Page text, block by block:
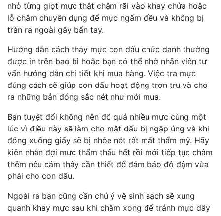
nhỏ từng giọt mực thật chậm rãi vào khay chứa hoặc
lỗ châm chuyên dụng để mực ngấm đều và không bị
tràn ra ngoài gây bẩn tay.
Hướng dẫn cách thay mực con dấu chức danh thường
được in trên bao bì hoặc bạn có thể nhờ nhân viên tư
vấn hướng dẫn chi tiết khi mua hàng. Việc tra mực
đúng cách sẽ giúp con dấu hoạt động trơn tru và cho
ra những bản đóng sắc nét như mới mua.
Bạn tuyệt đối không nên đổ quá nhiều mực cùng một
lúc vì điều này sẽ làm cho mặt dấu bị ngập úng và khi
đóng xuống giấy sẽ bị nhòe nét rất mất thẩm mỹ. Hãy
kiên nhẫn đợi mực thẩm thấu hết rồi mới tiếp tục châm
thêm nếu cảm thấy cần thiết để đảm bảo độ đậm vừa
phải cho con dấu.
Ngoài ra bạn cũng cần chú ý vệ sinh sạch sẽ xung
quanh khay mực sau khi châm xong để tránh mực dây